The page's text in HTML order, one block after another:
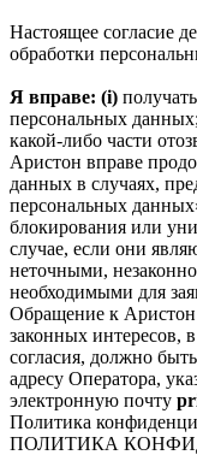
Настоящее согласие
обработки
Я вправе: (i)
персональных данных;
какой-либо части
Аристон вправе
данных в случаях,
персональных
блокирования или
случае, если они
неточными,
необходимыми для
Обращение к
законных интересов,
согласия, должно
адресу Оператора,
электронную почту
Политика
ПОЛИТИКА